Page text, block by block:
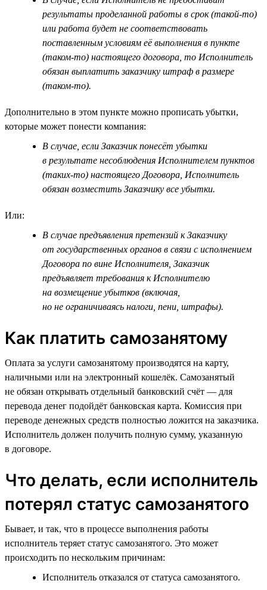
результаты проделанной работы в срок (такой-то)
или работа будет не соответствовать
поставленным условиям её выполнения в пункте
(таком-то) настоящего договора, то Исполнитель
обязан выплатить заказчику штраф в размере
(таком-то).
Дополнительно в этом пункте можно прописать убытки,
которые может понести компания:
В случае, если Заказчик понесёт убытки
в результате несоблюдения Исполнителем пунктов
(таких-то) настоящего Договора, Исполнитель
обязан возместить Заказчику все убытки.
Или:
В случае предъявления претензий к Заказчику
от государственных органов в связи с исполнением
Договора по вине Исполнителя, Заказчик
предъявляет требования к Исполнителю
на возмещение убытков (включая,
но не ограничиваясь налоги, пени, штрафы).
Как платить самозанятому
Оплата за услуги самозанятому производятся на карту,
наличными или на электронный кошелёк. Самозанятый
не обязан открывать отдельный банковский счёт — для
перевода денег подойдёт банковская карта. Комиссия при
переводе денежных средств полностью ложится на заказчика.
Исполнитель должен получить полную сумму, указанную
в договоре.
Что делать, если исполнитель
потерял статус самозанятого
Бывает, и так, что в процессе выполнения работы
исполнитель теряет статус самозанятого. Это может
происходить по нескольким причинам:
Исполнитель отказался от статуса самозанятого.